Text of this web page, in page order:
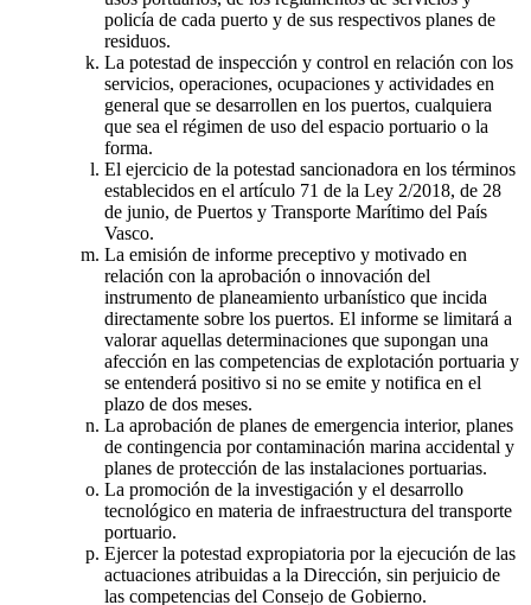
policía de cada puerto y de sus respectivos planes de
residuos.
La potestad de inspección y control en relación con los
servicios, operaciones, ocupaciones y actividades en
general que se desarrollen en los puertos, cualquiera
que sea el régimen de uso del espacio portuario o la
forma.
El ejercicio de la potestad sancionadora en los términos
establecidos en el artículo 71 de la Ley 2/2018, de 28
de junio, de Puertos y Transporte Marítimo del País
Vasco.
La emisión de informe preceptivo y motivado en
relación con la aprobación o innovación del
instrumento de planeamiento urbanístico que incida
directamente sobre los puertos. El informe se limitará a
valorar aquellas determinaciones que supongan una
afección en las competencias de explotación portuaria y
se entenderá positivo si no se emite y notifica en el
plazo de dos meses.
La aprobación de planes de emergencia interior, planes
de contingencia por contaminación marina accidental y
planes de protección de las instalaciones portuarias.
La promoción de la investigación y el desarrollo
tecnológico en materia de infraestructura del transporte
portuario.
Ejercer la potestad expropiatoria por la ejecución de las
actuaciones atribuidas a la Dirección, sin perjuicio de
las competencias del Consejo de Gobierno.